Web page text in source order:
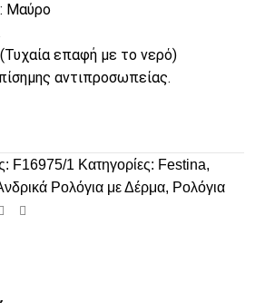
Μαύρο
επαφή με το νερό)
αντιπροσωπείας.
F16975/1 Κατηγορίες: Festina,
Ρολόγια με Δέρμα, Ρολόγια